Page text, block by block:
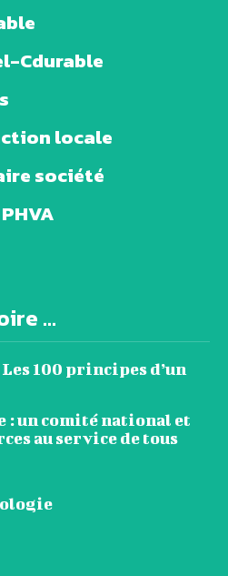
Cdurable
locale
société
...
100 principes d’un
: un comité national et
au service de tous